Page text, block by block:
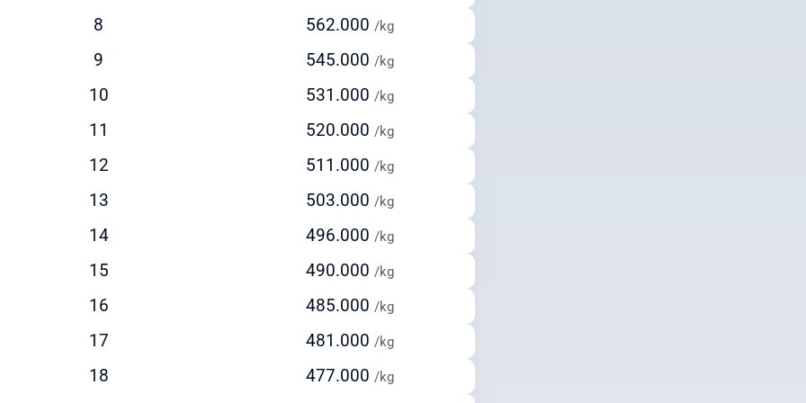
Layanan door-to-door yang nyaman
via Udara (Standard)
Estimasi waktu pengiriman: 5-7 hari kerja
Solusi seimbang antara kecepatan dan biaya
Tersedia layanan pickup dari alamat pengirim
via Laut
Estimasi waktu pengiriman: 30-45 hari
Pilihan ekonomis untuk pengiriman dalam jumlah besar
Solusi hemat untuk pengiriman yang tidak terlalu mendesak
Ongkir ke Grenada Dengan Mudah
mengirim paket, lakukan cek ongkir ke Grenada untuk
8 562.000 /kg
9 545.000 /kg
10 531.000 /kg
11 520.000 /kg
12 511.000 /kg
13 503.000 /kg
14 496.000 /kg
15 490.000 /kg
16 485.000 /kg
17 481.000 /kg
18 477.000 /kg